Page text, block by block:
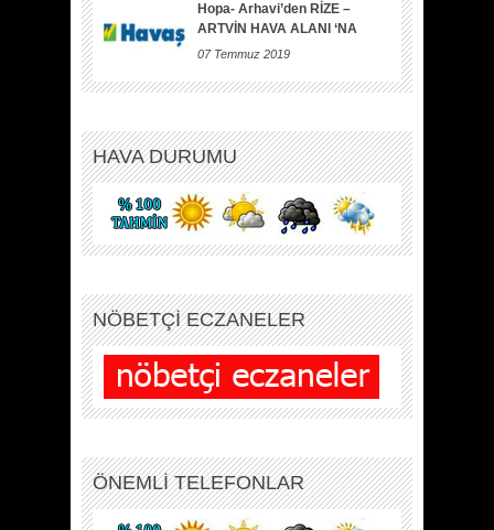
Hopa- Arhavi’den RİZE –
ARTVİN HAVA ALANI ‘NA
07 Temmuz 2019
HAVA DURUMU
NÖBETÇİ ECZANELER
ÖNEMLİ TELEFONLAR